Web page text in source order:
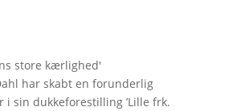
store kærlighed'
har skabt en forunderlig
i sin dukkeforestilling ’Lille frk.